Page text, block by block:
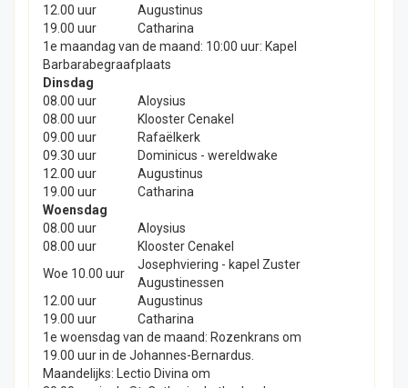
12.00 uur
Augustinus
19.00 uur
Catharina
1e maandag van de maand: 10:00 uur: Kapel
Barbarabegraafplaats
Dinsdag
08.00 uur
Aloysius
08.00 uur
Klooster Cenakel
09.00 uur
Rafaëlkerk
09.30 uur
Dominicus - wereldwake
12.00 uur
Augustinus
19.00 uur
Catharina
Woensdag
08.00 uur
Aloysius
08.00 uur
Klooster Cenakel
Woe 10.00 uur
Josephviering - kapel Zuster
Augustinessen
12.00 uur
Augustinus
19.00 uur
Catharina
1e woensdag van de maand: Rozenkrans om
19.00 uur in de Johannes-Bernardus.
Maandelijks: Lectio Divina om